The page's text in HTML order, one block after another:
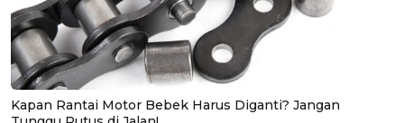
Kapan Rantai Motor Bebek Harus Diganti? Jangan